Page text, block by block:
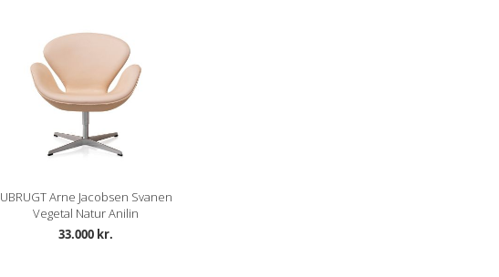
UBRUGT Arne Jacobsen Svanen
Vegetal Natur Anilin
33.000 kr.